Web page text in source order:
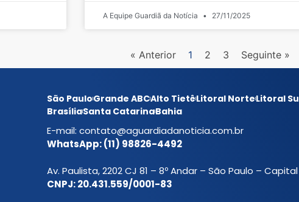
A Equipe Guardiã da Notícia 27/11/2025
« Anterior 1 2 3 Seguinte »
São PauloGrande ABCAlto TietêLitoral NorteLitoral
BrasíliaSanta CatarinaBahia
E-mail: contato@aguardiadanoticia.com.br
WhatsApp: (11) 98826-4492
Av. Paulista, 2202 CJ 81 – 8º Andar – São Paulo – Capital
CNPJ: 20.431.559/0001-83